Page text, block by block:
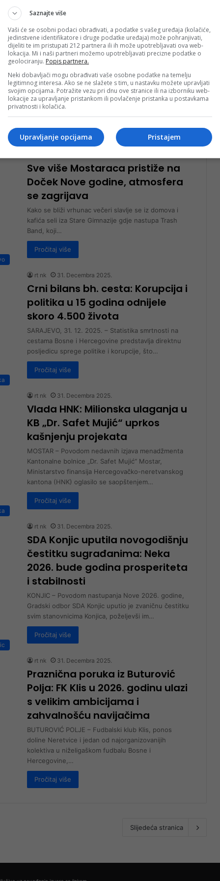
nkglavni 31. Decembra 2025.
Doček Nove godine u Mostaru:
Trash Band zagrijava publiku,
čeka se Saša Matić
Tačno u 23:00 sata središte Mostara polako poprima
onu prepoznatljivu novogodišnju atmosferu. Grad je
živ, ali još uvijek prohodan, dok…
Pročitaj više
Sve više Mostaraca pristiže na
Doček Nove godine, atmosfera
se zagrijava
Kako se bliži vrhunac večeri slavlje se iz domova i
kafića seli iza Stare Gimnazije gdje nastupa Trash
Band, koji…
Pročitaj više
rt nk 31. Decembra 2025.
Crni bilans bh. cesta: Korupcija i
politika u 15 godina odnijele
skoro 4.500 života
SARAJEVO, 31. 12. 2025. – Statistika smrtnosti na
cestama Bosne i Hercegovine predstavlja direktnu
posljedicu sprege politike i korupcije, što…
Pročitaj više
rt nk 31. Decembra 2025.
Vlada HNK: Milionska ulaganja u
KB „Dr. Safet Mujić“ uprkos
kašnjenju projekata
MOSTAR – Povodom nedavnih izjava menadžmenta
Kantonalne bolnice „Dr. Safet Mujić“ Mostar,
Ministarstvo finansija Hercegovačko-neretvanskog
kantona (HNK) oglasilo se saopštenjem…
Pročitaj više
rt nk 31. Decembra 2025.
SDA Konjic uputila novogodišnju
čestitku sugrađanima: Neka
2026. bude godina prosperiteta
i stabilnosti
KONJIC – Povodom nastupanja Nove 2026. godine,
Gradski odbor SDA Konjic uputio je zvaničnu čestitku
svim stanovnicima Konjica, poželjevši im…
Pročitaj više
rt nk 31. Decembra 2025.
Praznična poruka iz Buturović
Polja: FK Klis u 2026. godinu ulazi
s velikim ambicijama i
zahvalnošću navijačima
BUTUROVIĆ POLJE – Fudbalski klub Klis, ponos
doline Neretvice i jedan od najorganizovanijih
kolektiva u niželigaškom fudbalu Bosne i
Hercegovine,…
Pročitaj više
Slijedeća stranica
Saznajte više
Vaši će se osobni podaci obrađivati, a podatke s vašeg uređaja (kolačiće,
jedinstvene identifikatore i druge podatke uređaja) može pohranjivati,
dijeliti te im pristupati 212 partnera ili ih može upotrebljavati ova web-
lokacija. Mi i naši partneri možemo upotrebljavati precizne podatke o
geolociranju. Popis partnera.
Neki dobavljači mogu obrađivati vaše osobne podatke na temelju
legitimnog interesa. Ako se ne slažete s tim, u nastavku možete upravljati
svojim opcijama. Potražite vezu pri dnu ove stranice ili na izborniku web-
lokacije za upravljanje pristankom ili povlačenje pristanka u postavkama
privatnosti i kolačića.
Pristajem
Upravljanje opcijama